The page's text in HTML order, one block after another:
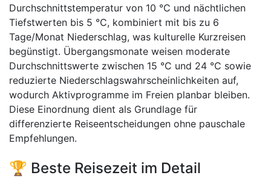
Durchschnittstemperatur von 10 °C und nächtlichen
Tiefstwerten bis 5 °C, kombiniert mit bis zu 6
Tage/Monat Niederschlag, was kulturelle Kurzreisen
begünstigt. Übergangsmonate weisen moderate
Durchschnittswerte zwischen 15 °C und 24 °C sowie
reduzierte Niederschlagswahrscheinlichkeiten auf,
wodurch Aktivprogramme im Freien planbar bleiben.
Diese Einordnung dient als Grundlage für
differenzierte Reiseentscheidungen ohne pauschale
Empfehlungen.
🏆 Beste Reisezeit im Detail